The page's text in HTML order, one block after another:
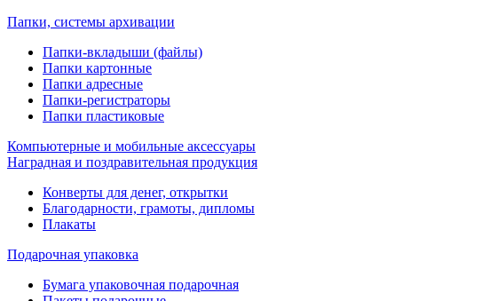
Папки, системы архивации
Папки-вкладыши (файлы)
Папки картонные
Папки адресные
Папки-регистраторы
Папки пластиковые
Компьютерные и мобильные аксессуары
Наградная и поздравительная продукция
Конверты для денег, открытки
Благодарности, грамоты, дипломы
Плакаты
Подарочная упаковка
Бумага упаковочная подарочная